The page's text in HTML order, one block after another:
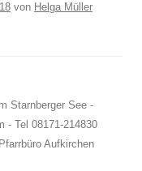
von Helga Müller
Starnberger See -
- Tel 08171-214830
Aufkirchen